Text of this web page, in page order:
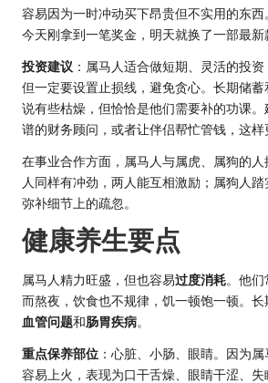
容易因为一时冲动买下昂贵但不实用的东
今天刚拿到一笔奖金，明天就换了一部最新
投资建议 ：属马人适合做短期、灵活的投资
但一定要设置止损线，避免贪心。长期储
说有些枯燥，但恰恰是他们需要补的功课
谱的财务顾问，或者让伴侣帮忙管钱，这样
在事业合作方面，属马人与属虎、属狗的
人同样有冲劲，两人能互相激励；属狗人
弥补细节上的疏忽。
健康养生要点
属马人精力旺盛，但也容易过度消耗。他
而熬夜，饮食也不规律，饥一顿饱一顿。
血管问题和肠胃疾病。
重点保养部位 ：心脏、小肠、眼睛。因为
容易上火，表现为口干舌燥、眼睛干涩、失